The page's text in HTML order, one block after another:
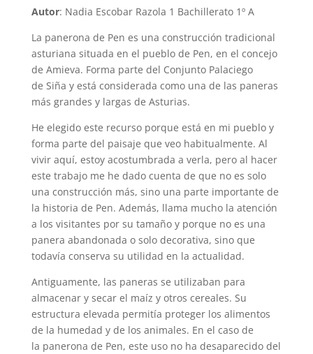
Autor: Nadia Escobar Razola 1 Bachillerato 1º A
La panerona de Pen es una construcción tradicional
asturiana situada en el pueblo de Pen, en el concejo
de Amieva. Forma parte del Conjunto Palaciego
de Siña y está considerada como una de las paneras
más grandes y largas de Asturias.
He elegido este recurso porque está en mi pueblo y
forma parte del paisaje que veo habitualmente. Al
vivir aquí, estoy acostumbrada a verla, pero al hacer
este trabajo me he dado cuenta de que no es solo
una construcción más, sino una parte importante de
la historia de Pen. Además, llama mucho la atención
a los visitantes por su tamaño y porque no es una
panera abandonada o solo decorativa, sino que
todavía conserva su utilidad en la actualidad.
Antiguamente, las paneras se utilizaban para
almacenar y secar el maíz y otros cereales. Su
estructura elevada permitía proteger los alimentos
de la humedad y de los animales. En el caso de
la panerona de Pen, este uso no ha desaparecido del